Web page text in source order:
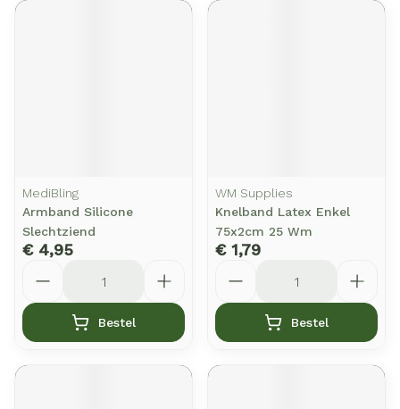
MediBling
Armband Silicone
Slechtziend
€ 4,95
Bestel
WM Supplies
Knelband Latex Enkel
75x2cm 25 Wm
€ 1,79
Bestel